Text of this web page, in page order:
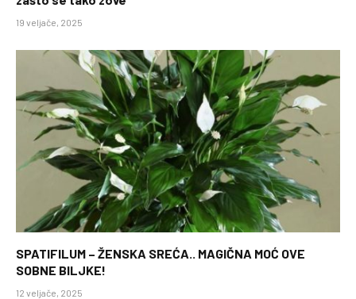
19 veljače, 2025
SPATIFILUM – ŽENSKA SREĆA.. MAGIČNA MOĆ OVE
SOBNE BILJKE!
12 veljače, 2025